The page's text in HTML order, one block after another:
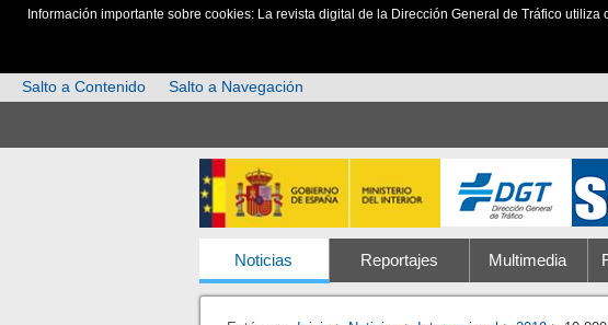
Información importante sobre cookies: La revista digital de la Dirección General de Tráfico
Salto a Contenido
Salto a Navegación
Noticias Reportajes Multimedia